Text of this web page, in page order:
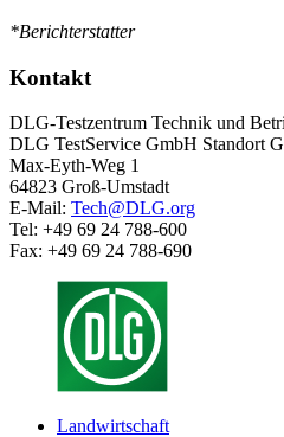
*Berichterstatter
Kontakt
DLG-Testzentrum Technik und
DLG TestService GmbH Standort
Max-Eyth-Weg 1
64823 Groß-Umstadt
E-Mail: Tech@DLG.org
Tel: +49 69 24 788-600
Fax: +49 69 24 788-690
Landwirtschaft